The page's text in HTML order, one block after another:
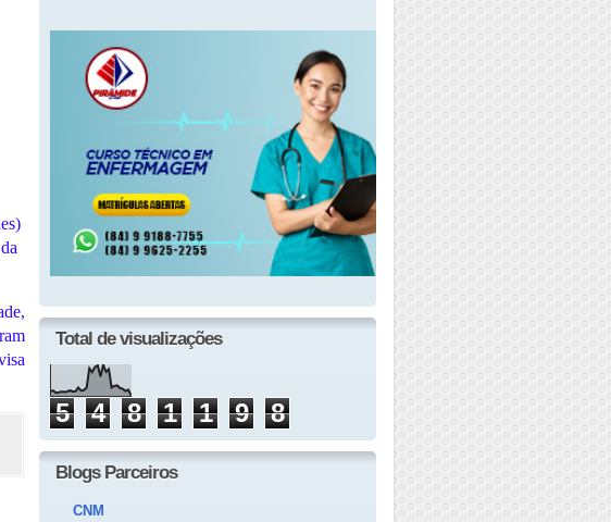
Total de visualizações
5 4 8 1 1 9 8
Blogs Parceiros
CNM